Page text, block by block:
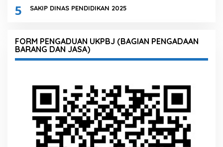
5 SAKIP DINAS PENDIDIKAN 2025
FORM PENGADUAN UKPBJ (BAGIAN PENGADAAN
BARANG DAN JASA)